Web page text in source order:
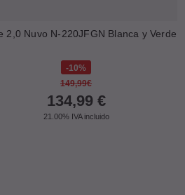
2,0 Nuvo N-220JFGN Blanca y Verde
10%
149,99€
134,99 €
21.00% IVA incluido